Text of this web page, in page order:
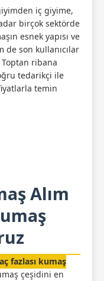
iç giyime,
birçok sektörde
esnek yapısı ve
de son kullanıcılar
ribana
tedarikçi ile
temin
Alım
fazlası kumaş
çeşidini en